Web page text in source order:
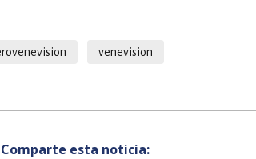
venevision
Comparte esta noticia: